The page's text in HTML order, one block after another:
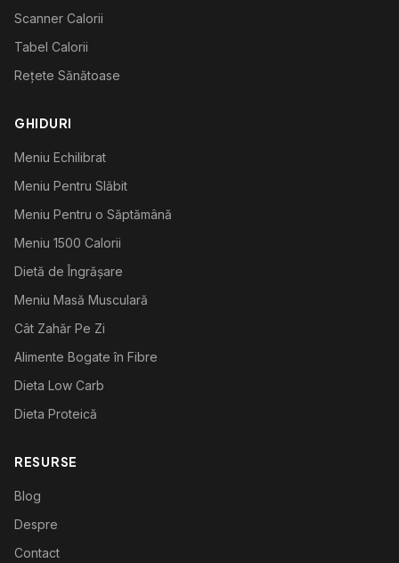
Scanner Calorii
Tabel Calorii
Rețete Sănătoase
GHIDURI
Meniu Echilibrat
Meniu Pentru Slăbit
Meniu Pentru o Săptămână
Meniu 1500 Calorii
Dietă de Îngrășare
Meniu Masă Musculară
Cât Zahăr Pe Zi
Alimente Bogate în Fibre
Dieta Low Carb
Dieta Proteică
RESURSE
Blog
Despre
Contact